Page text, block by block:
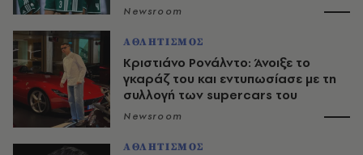
Newsroom
ΑΘΛΗΤΙΣΜΟΣ
Κριστιάνο Ρονάλντο: Άνοιξε το
γκαράζ του και εντυπωσίασε με τη
συλλογή των supercars του
Newsroom
ΑΘΛΗΤΙΣΜΟΣ